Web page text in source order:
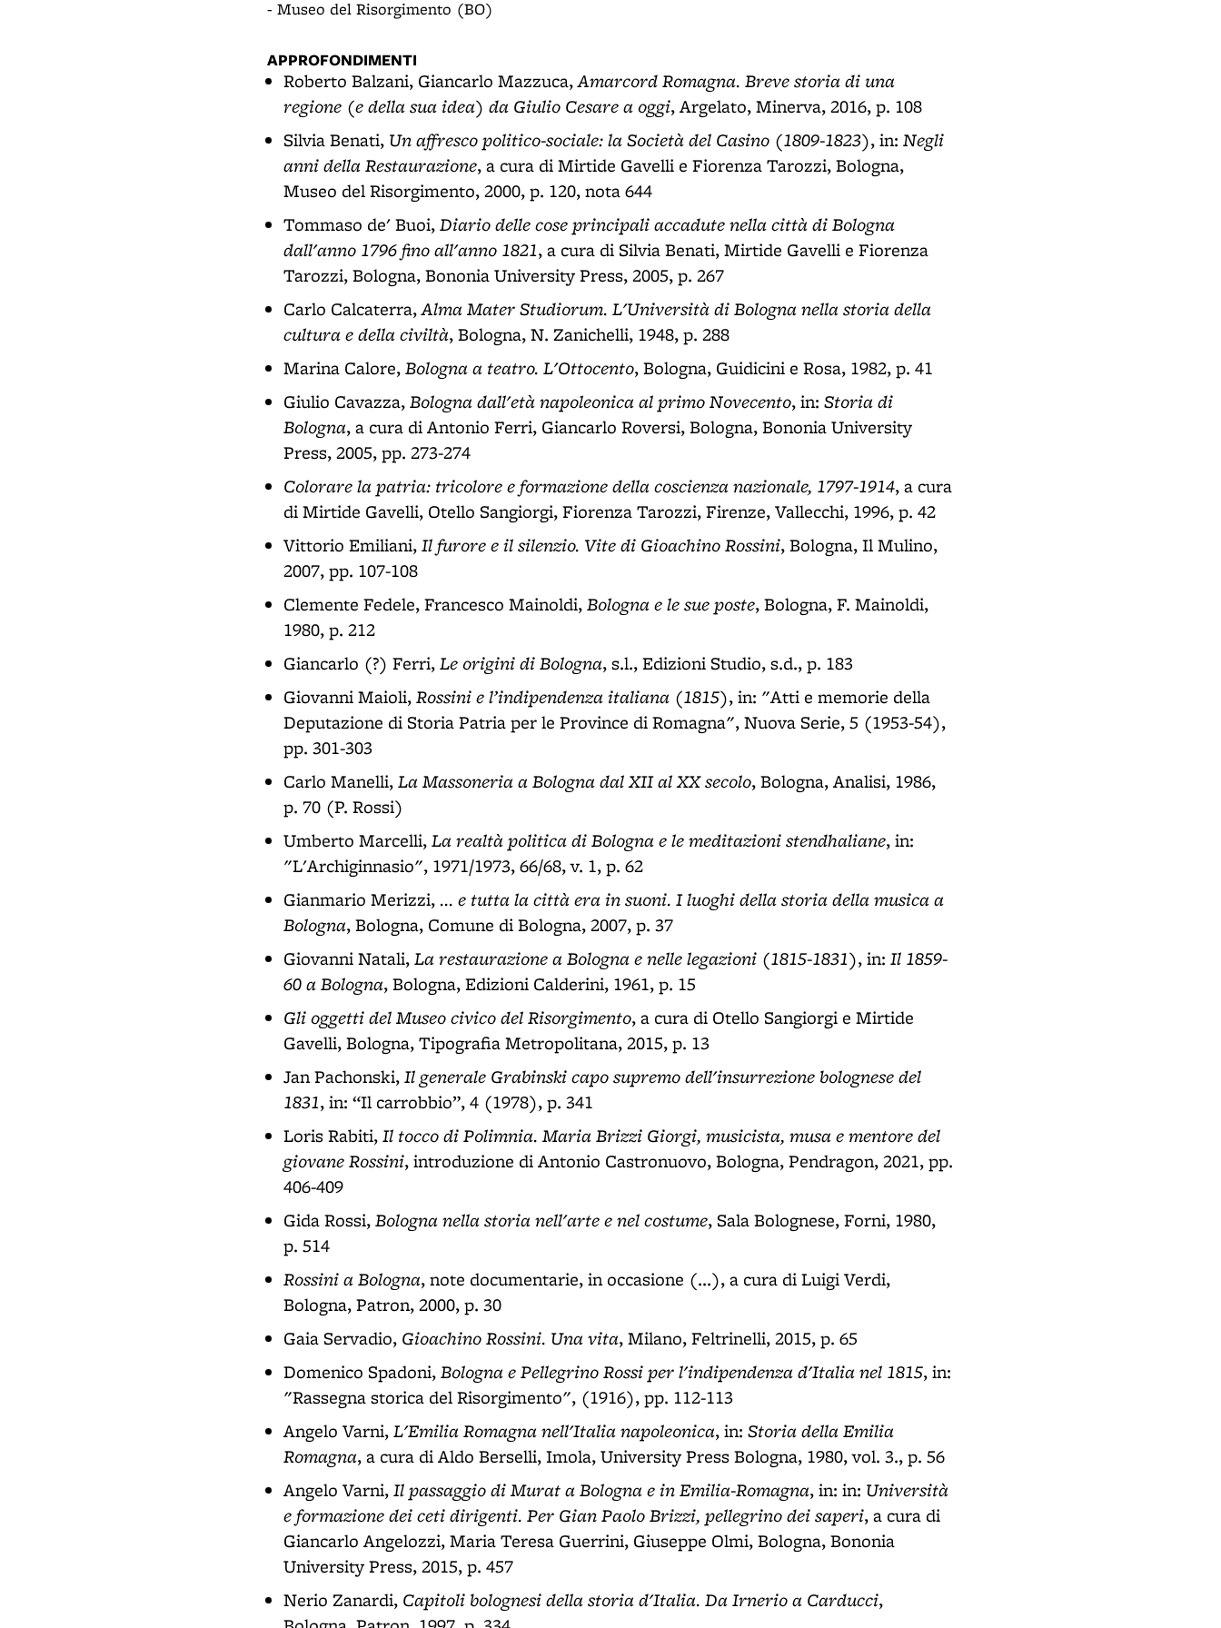
- Museo del Risorgimento (BO)
APPROFONDIMENTI
Roberto Balzani, Giancarlo Mazzuca,Amarcord Romagna. Breve storia di una
regione (e della sua idea) da Giulio Cesare a oggi, Argelato, Minerva, 2016, p. 108
Silvia Benati, Un affresco politico-sociale: la Società del Casino (1809-1823), in: Negli
anni della Restaurazione, a cura di Mirtide Gavelli e Fiorenza Tarozzi, Bologna,
Museo del Risorgimento, 2000, p. 120, nota 644
Tommaso de' Buoi,Diario delle cose principali accadute nella città di Bologna
dall'anno 1796 fino all'anno 1821, a cura di Silvia Benati, Mirtide Gavelli e Fiorenza
Tarozzi, Bologna, Bononia University Press, 2005, p. 267
Carlo Calcaterra,Alma Mater Studiorum. L'Università di Bologna nella storia della
cultura e della civiltà, Bologna, N. Zanichelli, 1948, p. 288
Marina Calore,Bologna a teatro. L'Ottocento, Bologna, Guidicini e Rosa, 1982, p. 41
Giulio Cavazza,Bologna dall'età napoleonica al primo Novecento, in: Storia di
Bologna, a cura di Antonio Ferri, Giancarlo Roversi, Bologna, Bononia University
Press, 2005, pp. 273-274
Colorare la patria: tricolore e formazione della coscienza nazionale, 1797-1914, a cura
di Mirtide Gavelli, Otello Sangiorgi, Fiorenza Tarozzi, Firenze, Vallecchi, 1996, p. 42
Vittorio Emiliani,Il furore e il silenzio. Vite di Gioachino Rossini, Bologna, Il Mulino,
2007, pp. 107-108
Clemente Fedele, Francesco Mainoldi,Bologna e le sue poste, Bologna, F. Mainoldi,
1980, p. 212
Giancarlo (?) Ferri,Le origini di Bologna, s.l., Edizioni Studio, s.d., p. 183
Giovanni Maioli,Rossini e l’indipendenza italiana (1815), in: "Atti e memorie della
Deputazione di Storia Patria per le Province di Romagna", Nuova Serie, 5 (1953-54),
pp. 301-303
Carlo Manelli,La Massoneria a Bologna dal XII al XX secolo, Bologna, Analisi, 1986,
p. 70 (P. Rossi)
Umberto Marcelli,La realtà politica di Bologna e le meditazioni stendhaliane, in:
"L'Archiginnasio", 1971/1973, 66/68, v. 1, p. 62
Gianmario Merizzi, ... e tutta la città era in suoni. I luoghi della storia della musica a
Bologna, Bologna, Comune di Bologna, 2007, p. 37
Giovanni Natali,La restaurazione a Bologna e nelle legazioni (1815-1831), in: Il 1859-
60 a Bologna, Bologna, Edizioni Calderini, 1961, p. 15
Gli oggetti del Museo civico del Risorgimento, a cura di Otello Sangiorgi e Mirtide
Gavelli, Bologna, Tipografia Metropolitana, 2015, p. 13
Jan Pachonski,Il generale Grabinski capo supremo dell'insurrezione bolognese del
1831, in: “Il carrobbio”, 4 (1978), p. 341
Loris Rabiti,Il tocco di Polimnia. Maria Brizzi Giorgi, musicista, musa e mentore del
giovane Rossini, introduzione di Antonio Castronuovo, Bologna, Pendragon, 2021, pp.
406-409
Gida Rossi,Bologna nella storia nell'arte e nel costume, Sala Bolognese, Forni, 1980,
p. 514
Rossini a Bologna, note documentarie, in occasione (...), a cura di Luigi Verdi,
Bologna, Patron, 2000, p. 30
Gaia Servadio, Gioachino Rossini. Una vita, Milano, Feltrinelli, 2015, p. 65
Domenico Spadoni,Bologna e Pellegrino Rossi per l'indipendenza d'Italia nel 1815, in:
"Rassegna storica del Risorgimento", (1916), pp. 112-113
Angelo Varni,L'Emilia Romagna nell'Italia napoleonica, in: Storia della Emilia
Romagna, a cura di Aldo Berselli, Imola, University Press Bologna, 1980, vol. 3., p. 56
Angelo Varni,Il passaggio di Murat a Bologna e in Emilia-Romagna, in: in: Università
e formazione dei ceti dirigenti. Per Gian Paolo Brizzi, pellegrino dei saperi, a cura di
Giancarlo Angelozzi, Maria Teresa Guerrini, Giuseppe Olmi, Bologna, Bononia
University Press, 2015, p. 457
Nerio Zanardi, Capitoli bolognesi della storia d'Italia. Da Irnerio a Carducci,